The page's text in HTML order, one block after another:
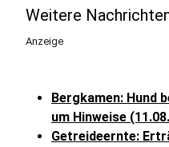
Weitere
Anzeige
Bergkamen: Hund
um Hinweise
Getreideernte: